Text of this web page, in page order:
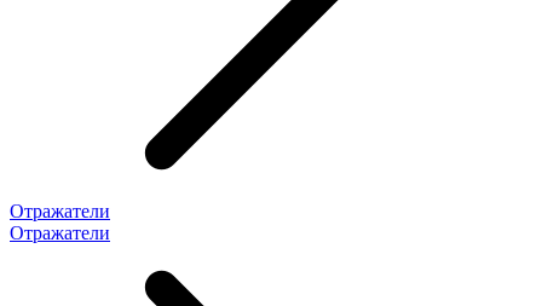
Отражатели
Отражатели